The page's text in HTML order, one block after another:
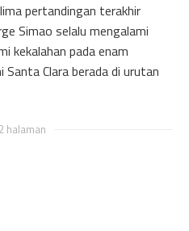
pertandingan terakhir
Simao selalu mengalami
kekalahan pada enam
Clara berada di urutan
halaman